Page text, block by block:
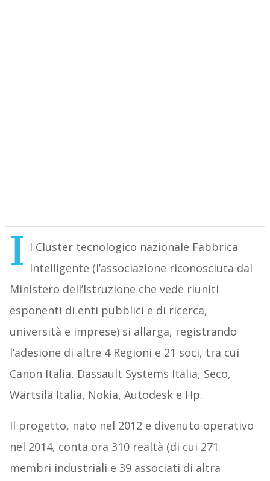
I l Cluster tecnologico nazionale Fabbrica
Intelligente (l’associazione riconosciuta dal
Ministero dell’Istruzione che vede riuniti
esponenti di enti pubblici e di ricerca,
università e imprese) si allarga, registrando
l’adesione di altre 4 Regioni e 21 soci, tra cui
Canon Italia, Dassault Systems Italia, Seco,
Wärtsilä Italia, Nokia, Autodesk e Hp.
Il progetto, nato nel 2012 e divenuto operativo
nel 2014, conta ora 310 realtà (di cui 271
membri industriali e 39 associati di altra